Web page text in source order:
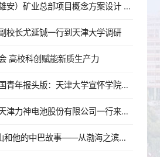
设计总院中标中铝（雄安）矿业总部项目概念方案设计 校企战略合作落地 服务雄安新区建设迈出新步伐
校长尤延铖一行到天津大学调研
高校科创赋能新质生产力
【践行回信精神】中国青年报头版：天津大学宣怀学院链接“知本”与资本 为年轻人打造创新创业“梦工厂”
中国诚通控股集团、天津力神电池股份有限公司一行来校交流
接过“友谊火炬”：卡山和他的中巴故事——从渤海之滨到东海之畔